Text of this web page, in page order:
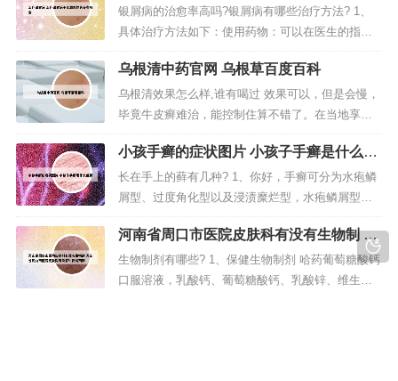
非常简单的方式，它可以帮助补充钙。如果人体缺
乏这种维生素，就不能使其中的钙完全被人体吸
收。当然，它会使人们遭受...
哪些
银屑病的治愈率高吗?银屑病有哪些治疗方法? 1、
具体治疗方法如下：使用药物：可以在医生的指导
下外用卡泊三醇软膏和卤米松乳膏，并配合口服消
银片，丹青胶囊等中成药。2、目前银屑病尚无办法
根治，但并非不治之症，适当的对症治疗可以控制
症状。3、牛皮癣也叫银屑病。确切的说，只要积极
正确的治疗，牛皮癣是可以治好...
乌根清中药官网 乌根草百度百科
乌根清效果怎么样,谁有喝过 效果可以，但是会慢，
毕竟牛皮癣难治，能控制住算不错了。在当地享誉
一定的知名度，各地患者也都慕名前来求医，乌根
清以传统中药工艺蒸、炒、蜜制、酒制等方式将二
十三种优质野生中药的药效完美融合，通过内服加
外用的治疗方法直达病灶，内外兼顾，根除患者皮
肤癣，且不易复发。效果还是比较可...
小孩手癣的症状图片 小孩子手癣是什么症
状
长在手上的藓有几种? 1、你好，手癣可分为水疱鳞
屑型、过度角化型以及浸渍糜烂型，水疱鳞屑型表
现为水疱和脱皮；过度角化型表现为皮肤过度增
厚、皲裂及脱皮；浸渍糜烂型表现为浸渍。2、皮损
呈多形态，可见丘疹、水疱、糜烂、渗液和结痂等
同时存在，常以其中二至三种为主。病情变化与季
河南省周口市医院皮肤科有没有生物制 河
南省周口市医院皮肤科有没有生物制剂啊
生物制剂有哪些? 1、保健生物制剂 哈药葡萄糖酸钙
口服溶液，乳酸钙、葡萄糖酸钙、乳酸锌、维生素